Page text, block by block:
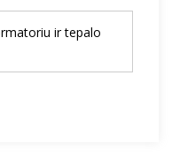
ir tepalo